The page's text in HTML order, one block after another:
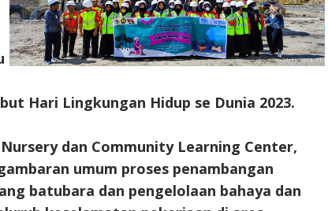
Hari Lingkungan Hidup se Dunia 2023.
dan Community Learning Center,
umum proses penambangan
batubara dan pengelolaan bahaya dan